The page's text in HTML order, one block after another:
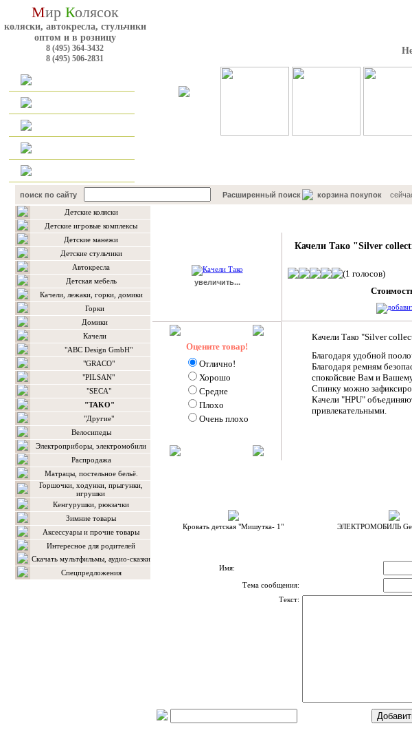
Мир Колясок
коляски, автокресла, стульчики
оптом и в розницу
8 (495) 364-3432
8 (495) 506-2831
поиск по сайту Расширенный поиск корзина покупоксейчас
Детские коляски
Детские игровые комплексы
Детские манежи
Детские стульчики
Автокресла
Детская мебель
Качели, лежаки, горки, домики
Горки
Домики
Качели
"ABC Design GmbH"
"GRACO"
"PILSAN"
"SEСA"
"TAKO"
"Другие"
Велосипеды
Электроприборы, электромобили
Распродажа
Матрацы, постельное бельё.
Горшочки, ходунки, прыгунки,
игрушки
Кенгурушки, рюкзачки
Зимние товары
Аксессуары и прочие товары
Интересное для родителей
Скачать мультфильмы, аудио-сказки
Спецпредложения
увеличить...
Качели Тако "Silver
(1 голосов)
Оцените товар!
Отлично!
Хорошо
Средне
Плохо
Очень плохо
Качели Тако "Silver
Благодаря удобной
Благодаря ремням
спокойсвие Вам и
Спинку можно
Качели "HPU"
привлекательными.
Кровать детская "Мишутка- 1" ЭЛЕКТРОМОБИЛЬ
Имя:
Тема сообщения:
Текст: